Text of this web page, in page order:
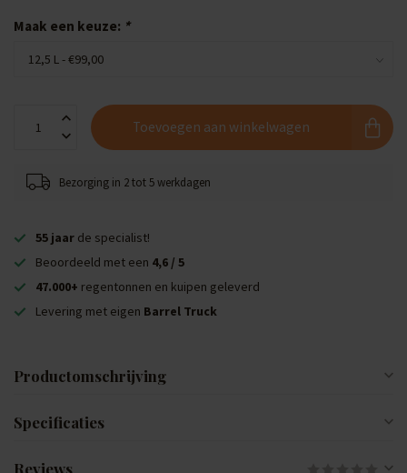
Maak een keuze: *
Toevoegen aan winkelwagen
Bezorging in 2 tot 5 werkdagen
55 jaar de specialist!
Beoordeeld met een 4,6 / 5
47.000+ regentonnen en kuipen geleverd
Levering met eigen Barrel Truck
Productomschrijving
Specificaties
Reviews